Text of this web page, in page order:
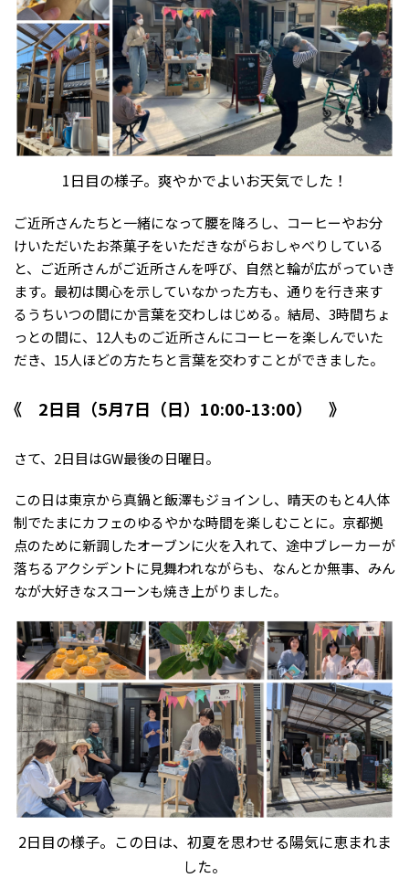
1日目の様子。爽やかでよいお天気でした！
ご近所さんたちと一緒になって腰を降ろし、コーヒーやお分
けいただいたお茶菓子をいただきながらおしゃべりしている
と、ご近所さんがご近所さんを呼び、自然と輪が広がっていき
ます。最初は関心を示していなかった方も、通りを行き来す
るうちいつの間にか言葉を交わしはじめる。結局、3時間ちょ
っとの間に、12人ものご近所さんにコーヒーを楽しんでいた
だき、15人ほどの方たちと言葉を交わすことができました。
2日目（5月7日（日）10:00-13:00）
さて、2日目はGW最後の日曜日。
この日は東京から真鍋と飯澤もジョインし、晴天のもと4人体
制でたまにカフェのゆるやかな時間を楽しむことに。京都拠
点のために新調したオーブンに火を入れて、途中ブレーカーが
落ちるアクシデントに見舞われながらも、なんとか無事、みん
なが大好きなスコーンも焼き上がりました。
2日目の様子。この日は、初夏を思わせる陽気に恵まれま
した。